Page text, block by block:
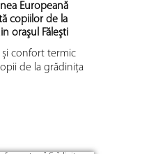
Europeană
copiilor de la
oraşul Făleşti
și confort termic
de la grădinița